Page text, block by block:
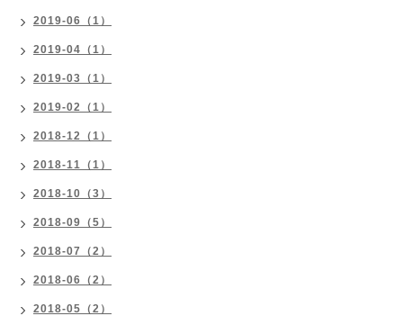
2019-06（1）
2019-04（1）
2019-03（1）
2019-02（1）
2018-12（1）
2018-11（1）
2018-10（3）
2018-09（5）
2018-07（2）
2018-06（2）
2018-05（2）